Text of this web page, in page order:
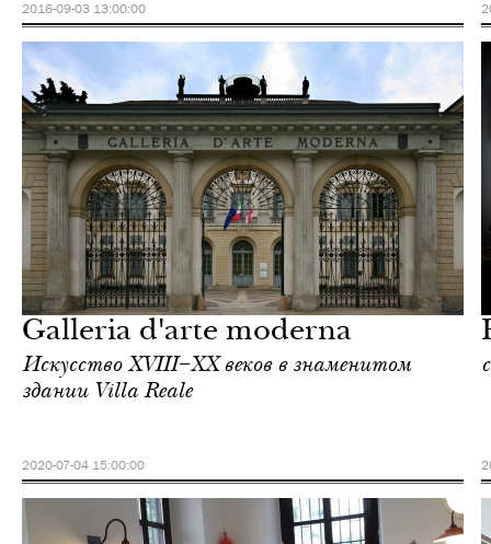
2016-09-03 13:00:00
Galleria d'arte moderna
Искусство XVIII–XX веков в знаменитом
здании Villa Reale
2020-07-04 15:00:00